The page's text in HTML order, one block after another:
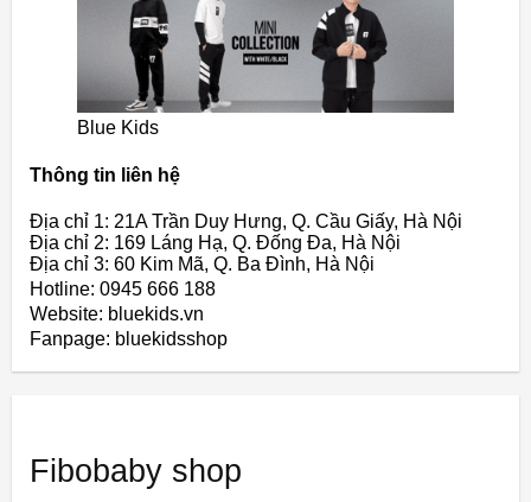
Blue Kids
Thông tin liên hệ
Địa chỉ 1: 21A Trần Duy Hưng, Q. Cầu Giấy, Hà Nội
Địa chỉ 2: 169 Láng Hạ, Q. Đống Đa, Hà Nội
Địa chỉ 3: 60 Kim Mã, Q. Ba Đình, Hà Nội
Hotline: 0945 666 188
Website: bluekids.vn
Fanpage: bluekidsshop
Fibobaby shop